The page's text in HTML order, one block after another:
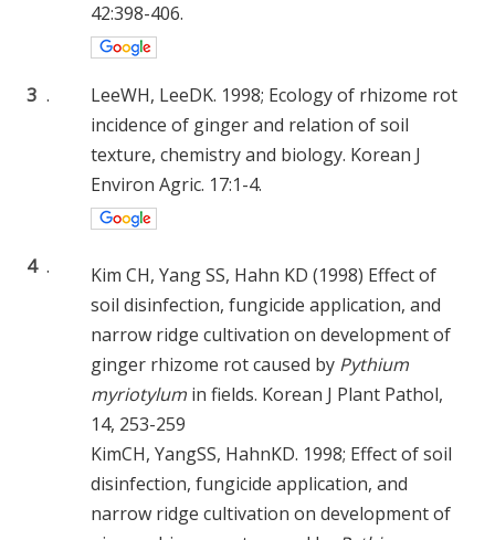
42:398-406.
3 .
LeeWH, LeeDK. 1998; Ecology of rhizome rot
incidence of ginger and relation of soil
texture, chemistry and biology. Korean J
Environ Agric. 17:1-4.
4 .
Kim CH, Yang SS, Hahn KD (1998) Effect of
soil disinfection, fungicide application, and
narrow ridge cultivation on development of
ginger rhizome rot caused by Pythium
myriotylum in fields. Korean J Plant Pathol,
14, 253-259
KimCH, YangSS, HahnKD. 1998; Effect of soil
disinfection, fungicide application, and
narrow ridge cultivation on development of